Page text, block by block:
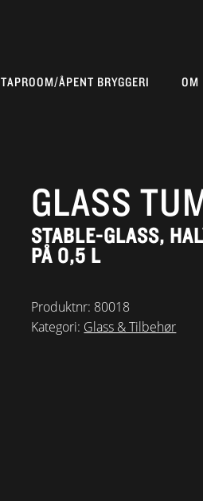
TAPROOM/ÅPENT BRYGGERI OM
GLASS
STABLE-GLASS,
PÅ 0,5 L
Produktnr: 80018
Kategori: Glass & Tilbehør